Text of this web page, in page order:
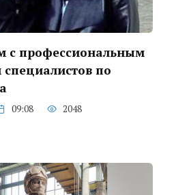
с профессиональным
по
09:08 2048